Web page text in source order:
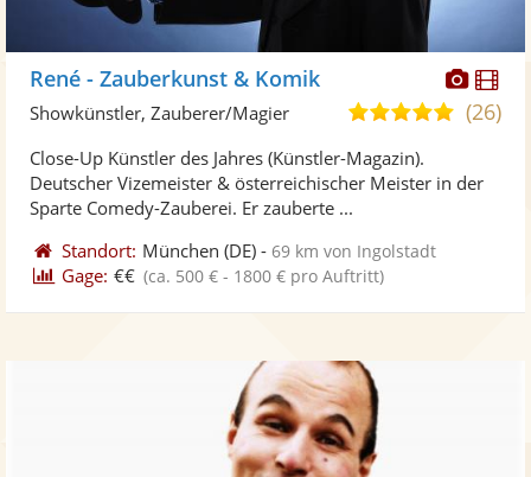
René - Zauberkunst & Komik
5,0(26)
Showkünstler, Zauberer/Magier
Close-Up Künstler des Jahres (Künstler-Magazin).
Deutscher Vizemeister & österreichischer Meister in der
Sparte Comedy-Zauberei. Er zauberte ...
Standort: München (DE) -69 km von Ingolstadt
Gage: €€ (ca. 500 € - 1800 € pro Auftritt)